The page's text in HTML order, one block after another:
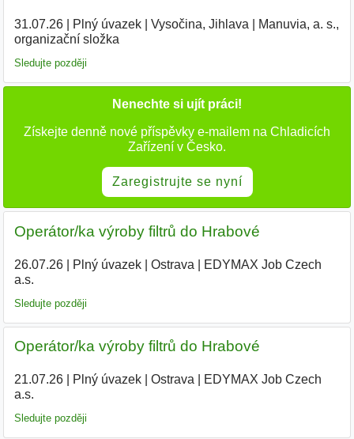
31.07.26| Plný úvazek| Vysočina, Jihlava
Manuvia, a. s.,
organizační složka
Sledujte později
Nenechte si ujít práci!
Získejte denně nové příspěvky e-mailem na Chladicích
Zařízení v Česko.
Zaregistrujte se nyní
Operátor/ka výroby filtrů do Hrabové
26.07.26| Plný úvazek| Ostrava
EDYMAX Job Czech
a.s.
Sledujte později
Operátor/ka výroby filtrů do Hrabové
21.07.26| Plný úvazek| Ostrava
EDYMAX Job Czech
a.s.
Sledujte později